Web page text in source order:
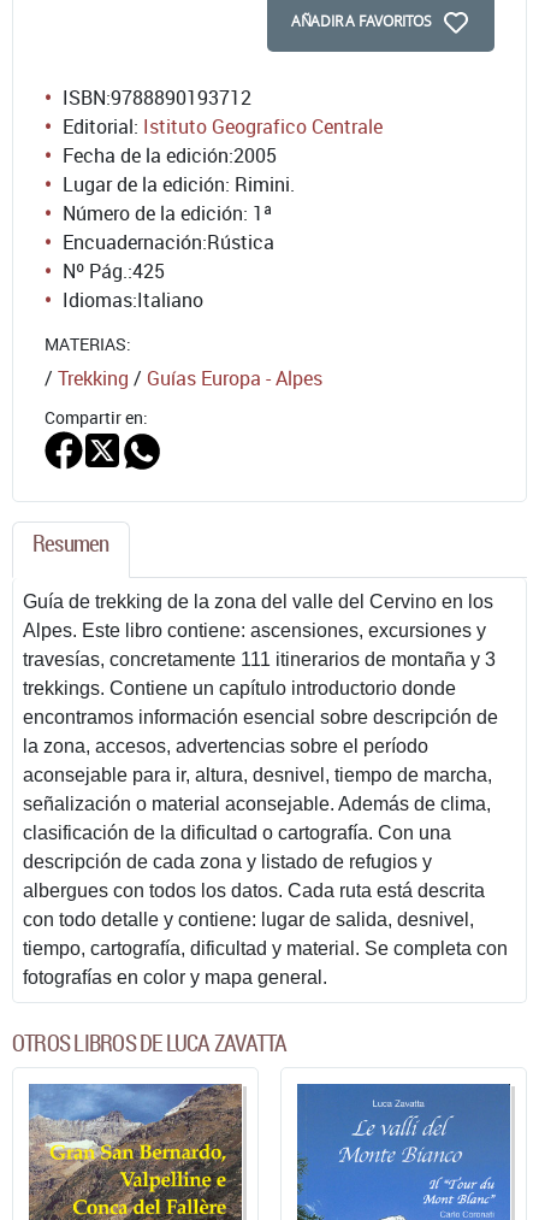
AÑADIR A FAVORITOS
ISBN:9788890193712
Editorial: Istituto Geografico Centrale
Fecha de la edición:2005
Lugar de la edición: Rimini.
Número de la edición: 1ª
Encuadernación:Rústica
Nº Pág.:425
Idiomas:Italiano
MATERIAS:
/ Trekking / Guías Europa - Alpes
Compartir en:
Resumen
Guía de trekking de la zona del valle del Cervino en los
Alpes. Este libro contiene: ascensiones, excursiones y
travesías, concretamente 111 itinerarios de montaña y 3
trekkings. Contiene un capítulo introductorio donde
encontramos información esencial sobre descripción de
la zona, accesos, advertencias sobre el período
aconsejable para ir, altura, desnivel, tiempo de marcha,
señalización o material aconsejable. Además de clima,
clasificación de la dificultad o cartografía. Con una
descripción de cada zona y listado de refugios y
albergues con todos los datos. Cada ruta está descrita
con todo detalle y contiene: lugar de salida, desnivel,
tiempo, cartografía, dificultad y material. Se completa con
fotografías en color y mapa general.
OTROS LIBROS DE LUCA ZAVATTA